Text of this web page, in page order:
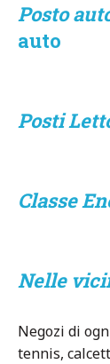
Posto
auto
Posti
Classe
Nelle
Negozi di
tennis,